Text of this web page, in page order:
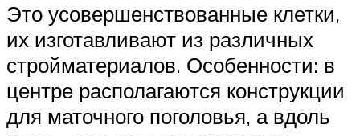
Это усовершенствованные клетки,
их изготавливают из различных
стройматериалов. Особенности: в
центре располагаются конструкции
для маточного поголовья, а вдоль